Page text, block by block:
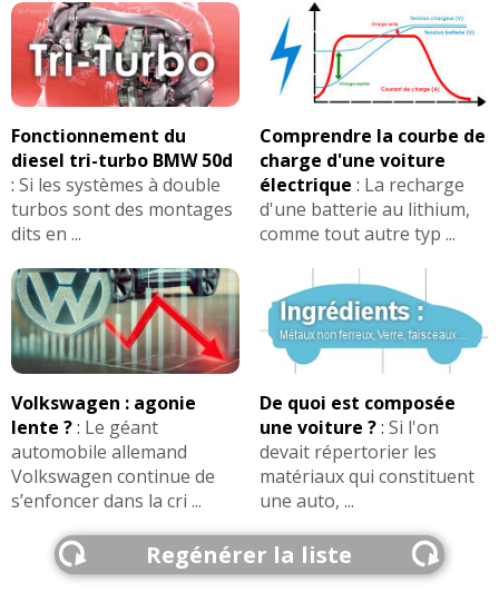
Fonctionnement du
diesel tri-turbo BMW 50d
: Si les systèmes à double
turbos sont des montages
dits en ...
Comprendre la courbe de
charge d'une voiture
électrique : La recharge
d'une batterie au lithium,
comme tout autre typ ...
Volkswagen : agonie
lente ?: Le géant
automobile allemand
Volkswagen continue de
s’enfoncer dans la cri ...
De quoi est composée
une voiture ?: Si l'on
devait répertorier les
matériaux qui constituent
une auto, ...
Regénérer la liste